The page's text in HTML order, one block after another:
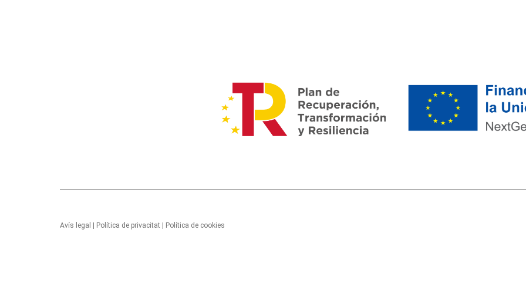
Avís legal | Política de privacitat | Política de cookies